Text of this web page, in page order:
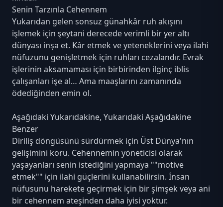
Senin Tarzınla Cehennem
Yukarıdan gelen sonsuz günahkâr ruh akışını
işlemek için şeytani derecede verimli bir yer altı
dünyası inşa et. Kâr etmek ve yeteneklerini veya ilahi
nüfuzunu genişletmek için ruhları cezalandır. Evrak
işlerinin aksamaması için birbirinden ilginç iblis
çalışanları işe al… Ama maaşlarını zamanında
ödediğinden emin ol.
Aşağıdaki Yukarıdakine, Yukarıdaki Aşağıdakine
Benzer
Diriliş döngüsünü sürdürmek için Üst Dünya'nın
gelişimini koru. Cehennemin yöneticisi olarak
yaşayanları senin istediğini yapmaya ""motive
etmek"" için ilahi güçlerini kullanabilirsin. İnsan
nüfusunu harekete geçirmek için bir şimşek veya ani
bir cehennem ateşinden daha iyisi yoktur.